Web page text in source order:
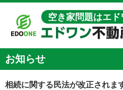
空き家問題はエ
お知らせ
相続に関する民法が改正されま